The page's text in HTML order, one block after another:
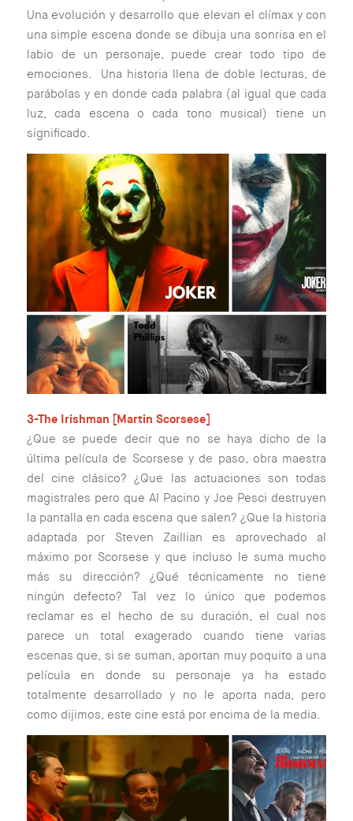
Una evolución y desarrollo que elevan el clímax y con
una simple escena donde se dibuja una sonrisa en el
labio de un personaje, puede crear todo tipo de
emociones. Una historia llena de doble lecturas, de
parábolas y en donde cada palabra (al igual que cada
luz, cada escena o cada tono musical) tiene un
significado.
3-The Irishman [Martin Scorsese]
¿Que se puede decir que no se haya dicho de la
última película de Scorsese y de paso, obra maestra
del cine clásico? ¿Que las actuaciones son todas
magistrales pero que Al Pacino y Joe Pesci destruyen
la pantalla en cada escena que salen? ¿Que la historia
adaptada por Steven Zaillian es aprovechado al
máximo por Scorsese y que incluso le suma mucho
más su dirección? ¿Qué técnicamente no tiene
ningún defecto? Tal vez lo único que podemos
reclamar es el hecho de su duración, el cual nos
parece un total exagerado cuando tiene varias
escenas que, si se suman, aportan muy poquito a una
película en donde su personaje ya ha estado
totalmente desarrollado y no le aporta nada, pero
como dijimos, este cine está por encima de la media.